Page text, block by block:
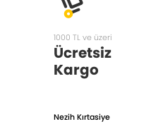
1000 TL ve üzeri
Ücretsiz
Kargo
Nezih Kırtasiye